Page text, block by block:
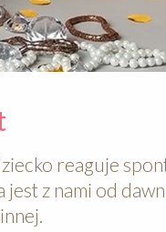
reaguje
z nami od